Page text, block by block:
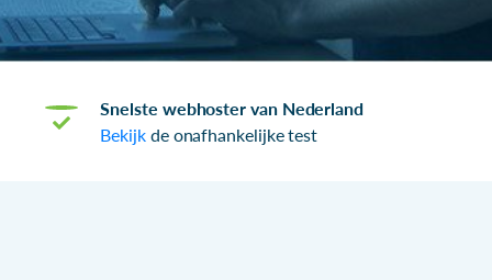
Snelste webhoster van Nederland
Bekijkde onafhankelijke test